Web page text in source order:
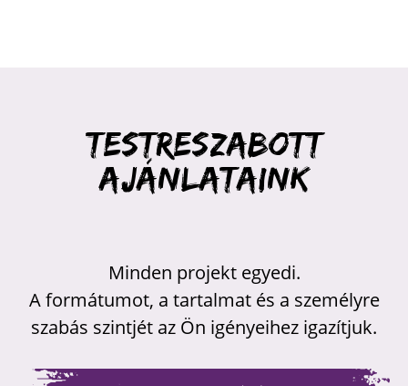
Testreszabott
ajánlataink
Minden projekt egyedi.
A formátumot, a tartalmat és a személyre
szabás szintjét az Ön igényeihez igazítjuk.